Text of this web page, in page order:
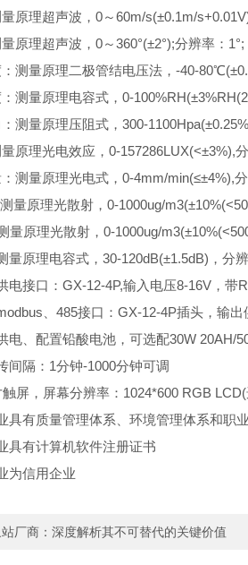
理超声波，0～60m/s(±0.1m/
理超声波，0～360°(±2°);分辨率：1°;
量原理二极管结电压法，-40-
量原理电容式，0-
量原理压阻式，300-
理光电效应，0-157286LUX(<±3%),
量原理光电式，0-4mm/min(≤±4%),
原理光散射，0-1000ug/
原理光散射，0-1000ug/
原理电容式，30-120dB(±1.5dB)，分
接口：GX-12-4P,输入电压8-16V，带
、485接口：GX-12-4P插头，输出
、配置铅酸电池，可选配30W 20AH/
隔：1分钟-1000分钟可调
，屏幕分辨率：1024*600 RGB LCD(
有质量管理体系、环境管理体系和职
有计算机软件注册证书
信用企业
厂商：深度解析其不可替代的关键价值